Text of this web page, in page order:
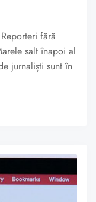
fără
salt înapoi al
jurnaliști sunt în